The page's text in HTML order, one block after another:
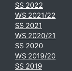
SS 2022
WS 2021/22
SS 2021
WS 2020/21
SS 2020
WS 2019/20
SS 2019